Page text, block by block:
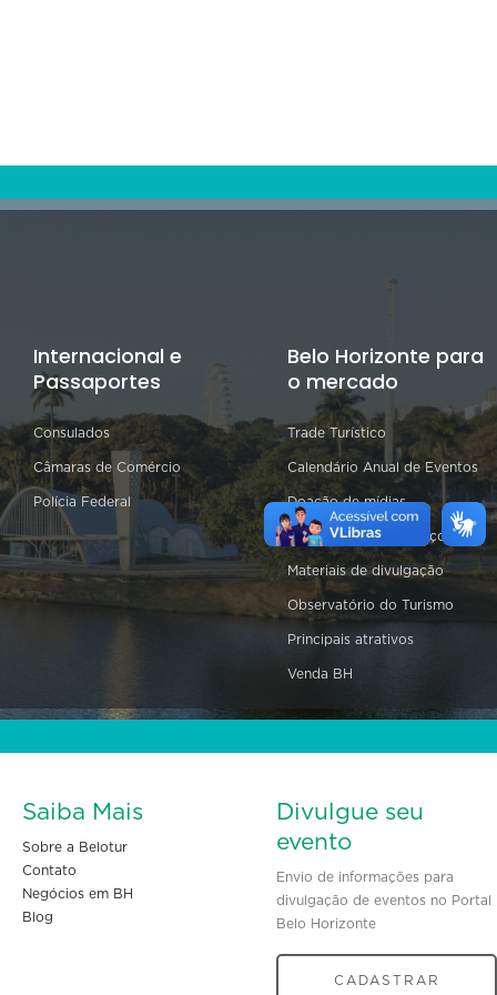
Internacional e
Passaportes
Consulados
Câmaras de Comércio
Polícia Federal
Belo Horizonte para
o mercado
Trade Turístico
Calendário Anual de Eventos
Doação de mídias
Equipamentos e serviços
Materiais de divulgação
Observatório do Turismo
Principais atrativos
Venda BH
Saiba Mais
Sobre a Belotur
Contato
Negócios em BH
Blog
Divulgue seu
evento
Envio de informações para
divulgação de eventos no Portal
Belo Horizonte
CADASTRAR